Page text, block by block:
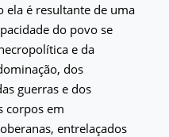
ela é resultante de uma
do povo se
e da
dos
guerras e dos
corpos em
entrelaçados